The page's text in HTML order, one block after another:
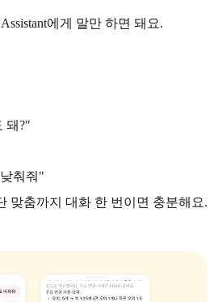
에게 말만 하면 돼요.
돼?"
춰줘"
맞춤까지 대화 한 번이면 충분해요.